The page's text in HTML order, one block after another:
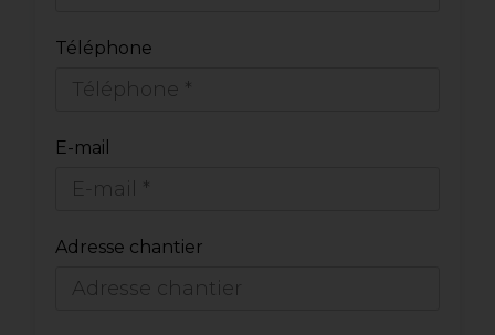
Téléphone
E-mail
Adresse chantier